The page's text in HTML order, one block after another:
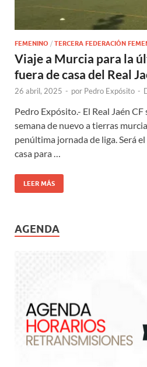
FEMENINO / TERCERA FEDERACIÓN
Viaje a Murcia para la
fuera de casa del Real
26 abril, 2025 - por Pedro Expósito -
Pedro Expósito.- El Real Jaén CF
semana de nuevo a tierras
penúltima jornada de liga. Será
casa para …
LEER MÁS
AGENDA